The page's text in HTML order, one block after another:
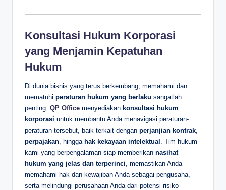
Konsultasi Hukum Korporasi
yang Menjamin Kepatuhan
Hukum
Di dunia bisnis yang terus berkembang, memahami dan
mematuhi peraturan hukum yang berlaku sangatlah
penting. QP Office menyediakan konsultasi hukum
korporasi untuk membantu Anda menavigasi peraturan-
peraturan tersebut, baik terkait dengan perjanjian kontrak
perpajakan , hingga hak kekayaan intelektual
. Tim hukum
kami yang berpengalaman siap memberikan nasihat
hukum yang jelas dan terperinci , memastikan Anda
memahami hak dan kewajiban Anda sebagai pengusaha,
serta melindungi perusahaan Anda dari potensi risiko